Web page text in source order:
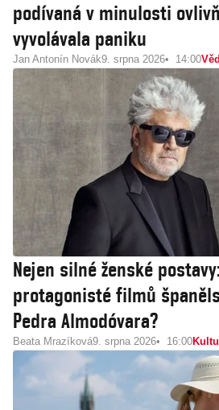
podívaná v minulosti
vyvolávala paniku
Jan Antonín Novák9. srpna 2026 14:00
Nejen silné ženské
protagonisté filmů
Pedra Almodóvara?
Beata Mrazíková9. srpna 2026 16:00